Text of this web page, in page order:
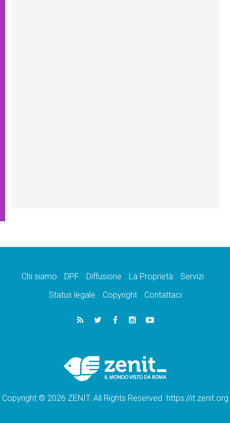
Chi siamo DPF Diffusione La Proprietà
Servizi
Status legale
Copyright Contattaci
Copyright © 2026 ZENIT. All Rights Reserved. https://it.zenit.org